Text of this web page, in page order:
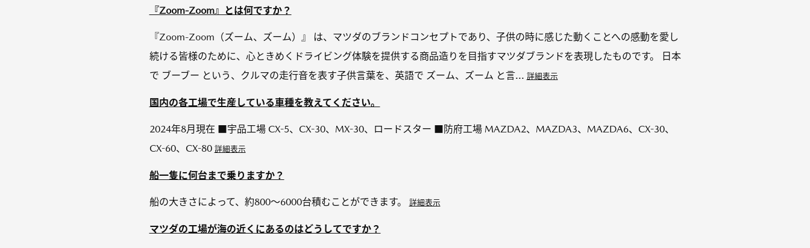
『Zoom-Zoom』とは何ですか？
『Zoom-Zoom（ズーム、ズーム）』 は、マツダのブランドコンセプトであり、子供の時に感じた動くことへの感動を愛し
続ける皆様のために、心ときめくドライビング体験を提供する商品造りを目指すマツダブランドを表現したものです。 日本
で ブーブー という、クルマの走行音を表す子供言葉を、英語で ズーム、ズーム と言... 詳細表示
国内の各工場で生産している車種を教えてください。
2024年8月現在 ■宇品工場 CX-5、CX-30、MX-30、ロードスター ■防府工場 MAZDA2、MAZDA3、MAZDA6、CX-30、
CX-60、CX-80 詳細表示
船一隻に何台まで乗りますか？
船の大きさによって、約800～6000台積むことができます。 詳細表示
マツダの工場が海の近くにあるのはどうしてですか？